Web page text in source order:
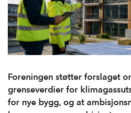
Foreningen støtter forslaget
grenseverdier for
for nye bygg, og at